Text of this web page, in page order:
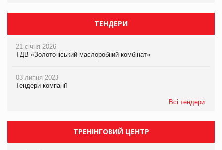
ТЕНДЕРИ
21 січня 2026
ТДВ «Золотоніський маслоробний комбінат»
03 липня 2023
Тендери компанії
Всі тендери
ТРЕНІНГОВИЙ ЦЕНТР